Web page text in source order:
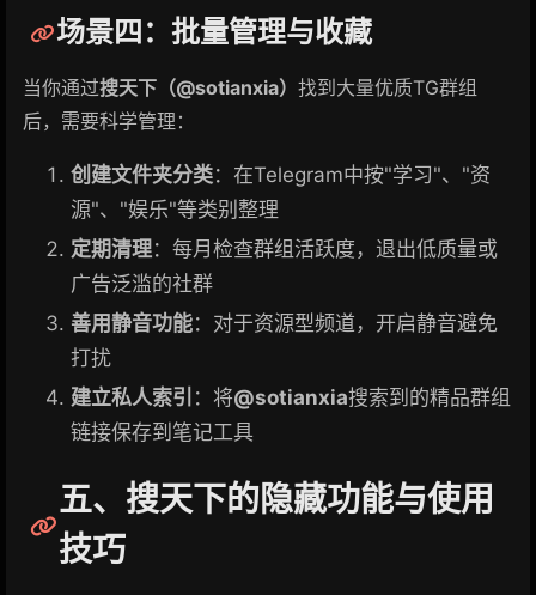
场景四：批量管理与收藏
当你通过搜天下（@sotianxia） 找到大量优质TG群组
后，需要科学管理：
创建文件夹分类：在Telegram中按"学习"、"资
源"、"娱乐"等类别整理
定期清理：每月检查群组活跃度，退出低质量或
广告泛滥的社群
善用静音功能：对于资源型频道，开启静音避免
打扰
建立私人索引 ：将@sotianxia搜索到的精品群组
链接保存到笔记工具
五、搜天下的隐藏功能与使用
技巧